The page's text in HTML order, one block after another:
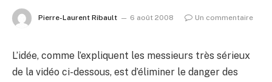
Pierre-Laurent Ribault 6 août 2008 Un commentaire
L’idée, comme l’expliquent les messieurs très sérieux
de la vidéo ci-dessous, est d’éliminer le danger des